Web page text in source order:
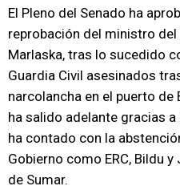
El Pleno del Senado ha
reprobación del ministro
Marlaska, tras lo sucedido
Guardia Civil asesinados
narcolancha en el puerto
ha salido adelante gracias
ha contado con la
Gobierno como ERC, Bildu
de Sumar.